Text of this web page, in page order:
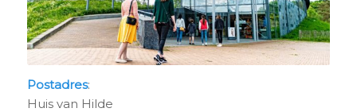
Postadres:
Huis van Hilde